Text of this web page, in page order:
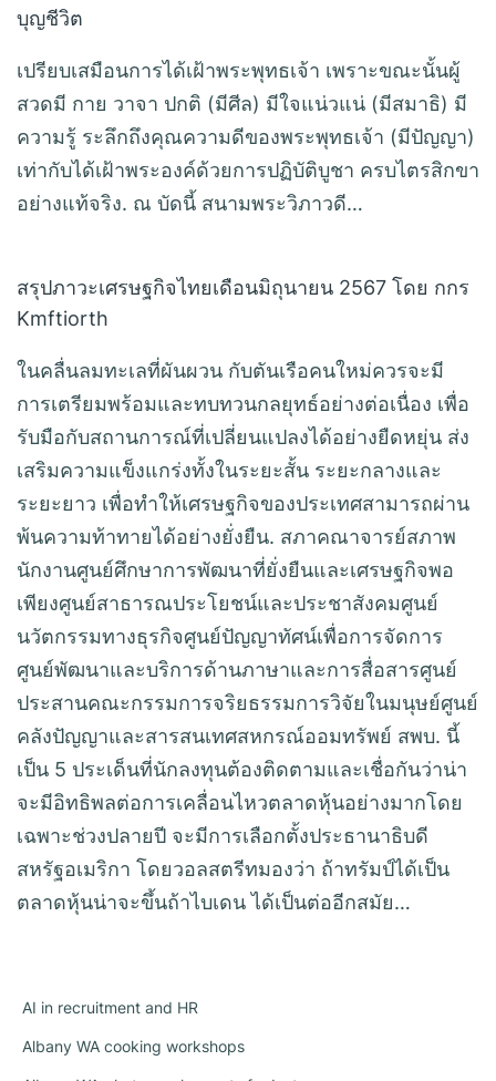
บุญชีวิต
เปรียบเสมือนการได้เฝ้าพระพุทธเจ้า เพราะขณะนั้นผู้
สวดมี กาย วาจา ปกติ (มีศีล) มีใจแน่วแน่ (มีสมาธิ) มี
ความรู้ ระลึกถึงคุณความดีของพระพุทธเจ้า (มีปัญญา)
เท่ากับได้เฝ้าพระองค์ด้วยการปฏิบัติบูชา ครบไตรสิกขา
อย่างแท้จริง. ณ บัดนี้ สนามพระวิภาวดี…
สรุปภาวะเศรษฐกิจไทยเดือนมิถุนายน 2567 โดย กกร
Kmftiorth
ในคลื่นลมทะเลที่ผันผวน กับตันเรือคนใหม่ควรจะมี
การเตรียมพร้อมและทบทวนกลยุทธ์อย่างต่อเนื่อง เพื่อ
รับมือกับสถานการณ์ที่เปลี่ยนแปลงได้อย่างยืดหยุ่น ส่ง
เสริมความแข็งแกร่งทั้งในระยะสั้น ระยะกลางและ
ระยะยาว เพื่อทำให้เศรษฐกิจของประเทศสามารถผ่าน
พ้นความท้าทายได้อย่างยั่งยืน. สภาคณาจารย์สภาพ
นักงานศูนย์ศึกษาการพัฒนาที่ยั่งยืนและเศรษฐกิจพอ
เพียงศูนย์สาธารณประโยชน์และประชาสังคมศูนย์
นวัตกรรมทางธุรกิจศูนย์ปัญญาทัศน์เพื่อการจัดการ
ศูนย์พัฒนาและบริการด้านภาษาและการสื่อสารศูนย์
ประสานคณะกรรมการจริยธรรมการวิจัยในมนุษย์ศูนย์
คลังปัญญาและสารสนเทศสหกรณ์ออมทรัพย์ สพบ. นี้
เป็น 5 ประเด็นที่นักลงทุนต้องติดตามและเชื่อกันว่าน่า
จะมีอิทธิพลต่อการเคลื่อนไหวตลาดหุ้นอย่างมากโดย
เฉพาะช่วงปลายปี จะมีการเลือกตั้งประธานาธิบดี
สหรัฐอเมริกา โดยวอลสตรีทมองว่า ถ้าทรัมป์ได้เป็น
ตลาดหุ้นน่าจะขึ้นถ้าไบเดน ได้เป็นต่ออีกสมัย…
AI in recruitment and HR
Albany WA cooking workshops